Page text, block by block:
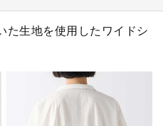
た生地を使用したワイドシ